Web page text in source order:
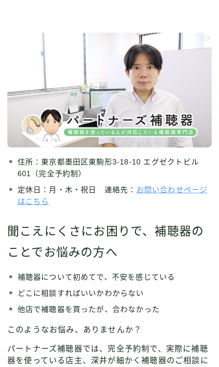
住所：東京都墨田区東駒形3-18-10 エグゼクトビル
601（完全予約制）
定休日：月・木・祝日 連絡先： お問い合わせページ
はこちら
聞こえにくさにお困りで、補聴器の
ことでお悩みの方へ
補聴器について初めてで、不安を感じている
どこに相談すればいいかわからない
他店で補聴器を買ったが、合わなかった
このようなお悩み、ありませんか？
パートナーズ補聴器では、完全予約制で、実際に補聴
器を使っている店主、深井が細かく補聴器のご相談に